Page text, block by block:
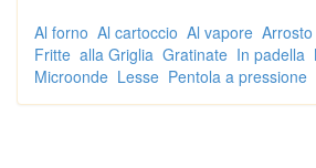
Al forno Al cartoccio Al vapore Arrosto
Fritte alla Griglia Gratinate In padella
Microonde Lesse Pentola a pressione